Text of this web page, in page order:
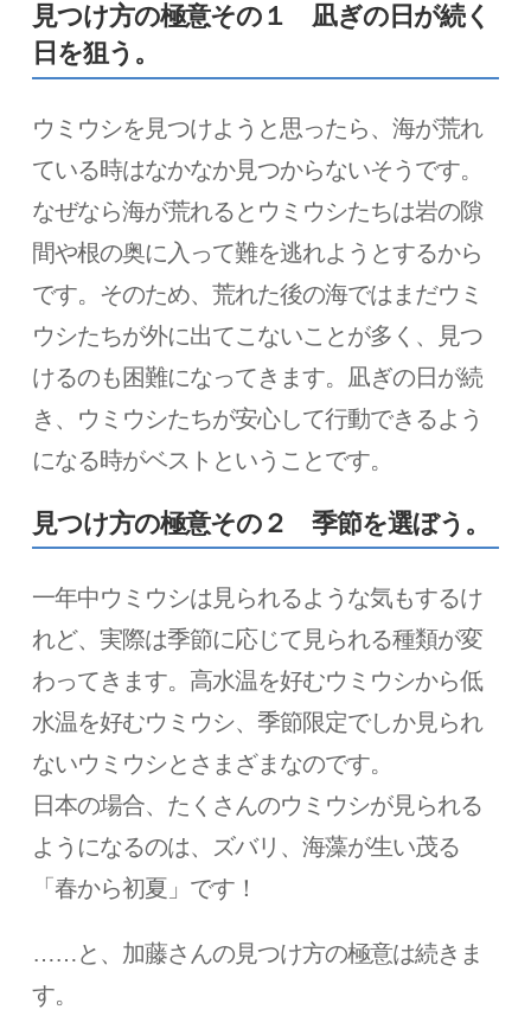
見つけ方の極意その１ 凪ぎの日が続く
日を狙う。
ウミウシを見つけようと思ったら、海が荒れ
ている時はなかなか見つからないそうです。
なぜなら海が荒れるとウミウシたちは岩の隙
間や根の奥に入って難を逃れようとするから
です。そのため、荒れた後の海ではまだウミ
ウシたちが外に出てこないことが多く、見つ
けるのも困難になってきます。凪ぎの日が続
き、ウミウシたちが安心して行動できるよう
になる時がベストということです。
見つけ方の極意その２ 季節を選ぼう。
一年中ウミウシは見られるような気もするけ
れど、実際は季節に応じて見られる種類が変
わってきます。高水温を好むウミウシから低
水温を好むウミウシ、季節限定でしか見られ
ないウミウシとさまざまなのです。
日本の場合、たくさんのウミウシが見られる
ようになるのは、ズバリ、海藻が生い茂る
「春から初夏」です！
……と、加藤さんの見つけ方の極意は続きま
す。